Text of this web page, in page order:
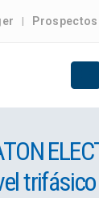
Prospectos
trifásico